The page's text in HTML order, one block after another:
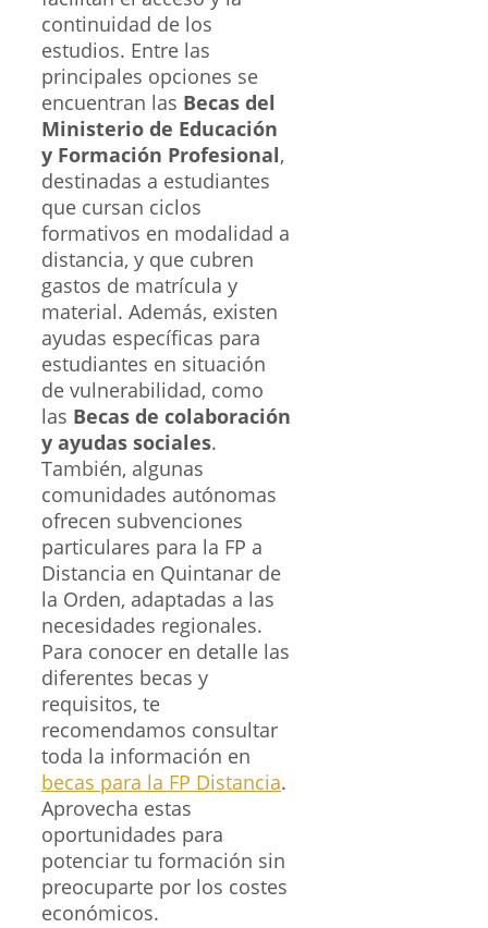
continuidad de los
estudios. Entre las
principales opciones se
encuentran las Becas del
Ministerio de Educación
y Formación Profesional,
destinadas a estudiantes
que cursan ciclos
formativos en modalidad a
distancia, y que cubren
gastos de matrícula y
material. Además, existen
ayudas específicas para
estudiantes en situación
de vulnerabilidad, como
las Becas de colaboración
y ayudas sociales.
También, algunas
comunidades autónomas
ofrecen subvenciones
particulares para la FP a
Distancia en Quintanar de
la Orden, adaptadas a las
necesidades regionales.
Para conocer en detalle las
diferentes becas y
requisitos, te
recomendamos consultar
toda la información en
becas para la FP Distancia.
Aprovecha estas
oportunidades para
potenciar tu formación sin
preocuparte por los costes
económicos.